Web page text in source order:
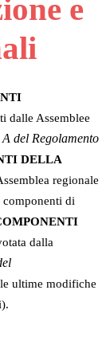
e
dalle Assemblee
del Regolamento
DELLA
regionale
di
dalla
ultime modifiche